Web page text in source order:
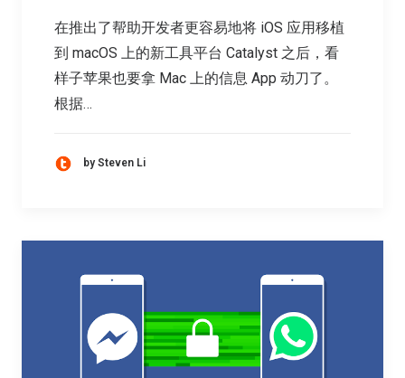
在推出了帮助开发者更容易地将 iOS 应用移植
到 macOS 上的新工具平台 Catalyst 之后，看
样子苹果也要拿 Mac 上的信息 App 动刀了。
根据…
by Steven Li